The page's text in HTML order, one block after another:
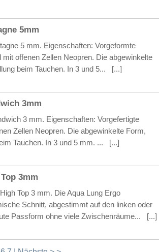
5mm
5 mm. Eigenschaften: Vorgeformte
offenen Zellen Neopren. Die abgewinkelte
beim Tauchen. In 3 und 5... [...]
3mm
3 mm. Eigenschaften: Vorgefertigte
Zellen Neopren. Die abgewinkelte Form,
Tauchen. In 3 und 5 mm. ... [...]
3mm
Top 3 mm. Die Aqua Lung Ergo
Schnitt, abgestimmt auf den linken oder
Passform ohne viele Zwischenräume... [...]